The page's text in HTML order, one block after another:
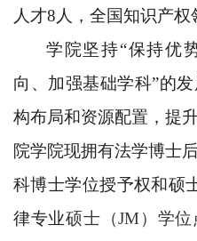
人才8人，全国知识产权
学院坚持“保持优
向、加强基础学科”的
构布局和资源配置，提
院学院现拥有法学博士
科博士学位授予权和硕
律专业硕士（JM）学位